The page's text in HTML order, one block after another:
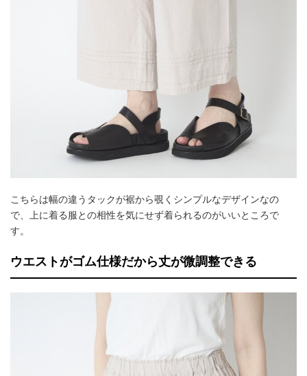
こちらは幅の違うタックが裾から覗くシンプルなデザインなの
で、上に着る服との相性を気にせず着られるのがいいところで
す。
ウエストがゴム仕様だから丈が微調整できる